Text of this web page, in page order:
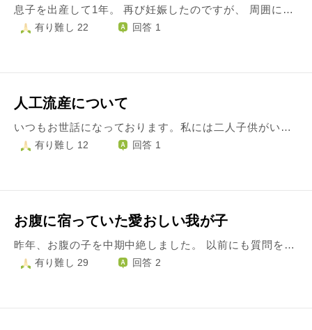
息子を出産して1年。 再び妊娠したのですが、 周囲に出産を反対され中絶しました。 それから、SNSや身近な友達の2人目妊娠、出産報告を知らされるたびに あー、みんな死んだらいいのにって思います。 苦しいです。周りの不幸を願う自分も嫌だし、幸せそうな人間を見るのも嫌。 どうすれば、そういう心を無くすことができますか？
有り難し 22 回答 1
人工流産について
いつもお世話になっております。私には二人子供がいますが、本当は産みたかったけれど、どうしても訳あって間に本当はもう一人いた子を産んであげることができませんでした…。約6年前になります。下の子をやっと産むことができたと思ったら、間にいた子への、自責の念が止まりません。なんで私は産んでくれなかったんだ、など、嫉妬や恨んだりしてないだろうかと、毎日お線香をあげ、ずっと考えて苦しんでいます。赤ちゃんは私を怨み、他の子供たちに嫉妬したりしているのでしょうか…
有り難し 12 回答 1
お腹に宿っていた愛おしい我が子
昨年、お腹の子を中期中絶しました。 以前にも質問をさせて頂いていた、彼との赤ちゃんでした。 妊娠がわかった時には嬉しくて嬉しくて幸せに包まれていました。彼も、戸惑いつつも喜び、結婚をして家族3人での生活を楽しみにしていました。 しかし、私の両親への挨拶、話し合いや彼と結婚後の生活設計を話し合う中で、子どもをしっかりと育ててていく経済力や、私たち自身の人としての成熟さを含めて、私と彼には力が無いとわかりました。 産みたかったです。私のお腹に宿った愛おしい我が子に会って、抱きしめたかった、愛したかったです。 でも、一時の感情で産んで、お腹の中の愛おしい我が子に、この世で苦しい思いや、悲しく辛い思いをさせてしまうかもしれないなら、今私が中絶を決断するべきだと思い、彼は最後まで反対をしていましたが、話し合い、手術をしました。 育てる力が私も彼も無かったのに、本当に無責任なことをしてしまいました。反省してもしきれません。 手術の前に彼とはお別れをして、それ以来一度も連絡を取っていません。 苦しくて、辛くて、寂しいです。 赤ちゃんへの温かい愛情と、お腹の中に宿っていた愛おしい命を自らの決断で亡くしてしまったことが、どうしても辛くて辛くてたまりません。２つの感情が入り混じって、とても複雑です。そして、尊い命の芽を摘んでしまったのだから、こんなこと言っていてはダメだと思うのですが、私にとっては、彼もとても大切な人でした。その彼も同時に失い、２つの大きな悲しみに押し潰されそうになります。赤ちゃんと彼を思い出すものが目に入ると、心が苦しくなります。 赤ちゃんの命の意味を私が作っていかなければ。そのために前を向かなければと思う反面、どうしても心が暗くなってしまいます。特に夜に…。 こんなことをお坊さまに相談しても、結局は自分で乗り越えていかなければならないと、わかっています。でも、どうしても辛くて書き込ませて頂きました。 それから、私も毎日お祈りしているのですが、どうかお空の赤ちゃんの輝くような幸せと、彼の健康と幸せをお坊さまにもお祈りして頂けると嬉しいです。勝手なことを言って申し訳ありませんが、お願いを致します。
有り難し 29 回答 2